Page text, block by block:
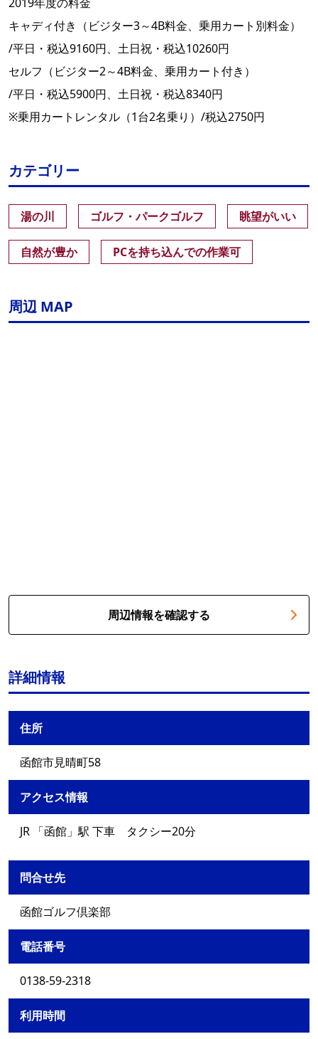
キャディ付き（ビジター3～4B料金、乗用カート別料金）
/平日・税込9160円、土日祝・税込10260円
セルフ（ビジター2～4B料金、乗用カート付き）
/平日・税込5900円、土日祝・税込8340円
※乗用カートレンタル（1台2名乗り）/税込2750円
カテゴリー
湯の川 ゴルフ・パークゴルフ 眺望がいい
自然が豊か PCを持ち込んでの作業可
周辺 MAP
周辺情報を確認する
詳細情報
住所
函館市見晴町58
アクセス情報
JR 「函館」駅 下車 タクシー20分
問合せ先
函館ゴルフ倶楽部
電話番号
0138-59-2318
利用時間